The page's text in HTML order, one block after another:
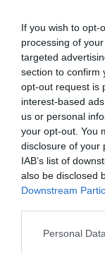
If you wish to opt-
processing of
targeted
section to confirm
opt-out request is
interest-based
us or personal
your opt-out. You
disclosure of your
IAB’s list of
also be disclosed
Downstream
Personal